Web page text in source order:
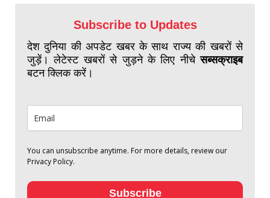
Subscribe to Updates
देश दुनिया की अपडेट खबर के साथ राज्य की खबरों से
जुड़ें। लेटेस्ट खबरों से जुड़ने के लिए नीचेसब्सक्राइब
बटन क्लिक करें।
You can unsubscribe anytime. For more details, review our
Privacy Policy.
Subscribe